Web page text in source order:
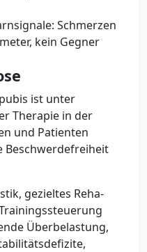
Schmerzen
kein Gegner
ist unter
Therapie in der
und Patienten
Beschwerdefreiheit
gezieltes Reha-
Überbelastung,